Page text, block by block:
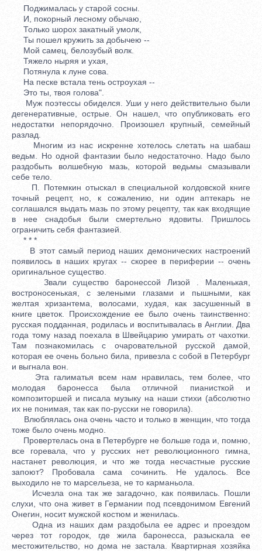
Поджималась у старой сосны.
И, покорный лесному обычаю,
Только шорох закатный умолк,
Ты пошел кружить за добычею --
Мой самец, белозубый волк.
Тяжело ныряя и ухая,
Потянула к луне сова.
На песке встала тень остроухая --
Это ты, твоя голова".
Муж поэтессы обиделся. Уши у него действительно были
дегенеративные, острые. Он нашел, что опубликовать его
недостатки непорядочно. Произошел крупный, семейный
разлад.
Многим из нас искренне хотелось слетать на шабаш
ведьм. Но одной фантазии было недостаточно. Надо было
раздобыть волшебную мазь, которой ведьмы смазывали
себе тело.
П. Потемкин отыскал в специальной колдовской книге
точный рецепт, но, к сожалению, ни один аптекарь не
соглашался выдать мазь по этому рецепту, так как входящие
в нее снадобья были смертельно ядовиты. Пришлось
ограничить себя фантазией.
* * *
В этот самый период наших демонических настроений
появилось в наших кругах -- скорее в периферии -- очень
оригинальное существо.
Звали существо баронессой Лизой . Маленькая,
востроносенькая, с зелеными глазами и пышными, как
желтая хризантема, волосами, худая, как засушенный в
книге цветок. Происхождение ее было очень таинственно:
русская подданная, родилась и воспитывалась в Англии. Два
года тому назад поехала в Швейцарию умирать от чахотки.
Там познакомилась с очаровательной русской дамой,
которая ее очень больно била, привезла с собой в Петербург
и выгнала вон.
Эта галиматья всем нам нравилась, тем более, что
молодая баронесса была отличной пианисткой и
композиторшей и писала музыку на наши стихи (абсолютно
их не понимая, так как по-русски не говорила).
Влюблялась она очень часто и только в женщин, что тогда
тоже было очень модно.
Провертелась она в Петербурге не больше года и, помню,
все горевала, что у русских нет революционного гимна,
настанет революция, и что же тогда несчастные русские
запоют? Пробовала сама сочинить. Не удалось. Все
выходило не то марсельеза, не то карманьола.
Исчезла она так же загадочно, как появилась. Пошли
слухи, что она живет в Германии под псевдонимом Евгений
Онегин, носит мужской костюм и женилась.
Одна из наших дам раздобыла ее адрес и проездом
через тот городок, где жила баронесса, разыскала ее
местожительство, но дома не застала. Квартирная хозяйка